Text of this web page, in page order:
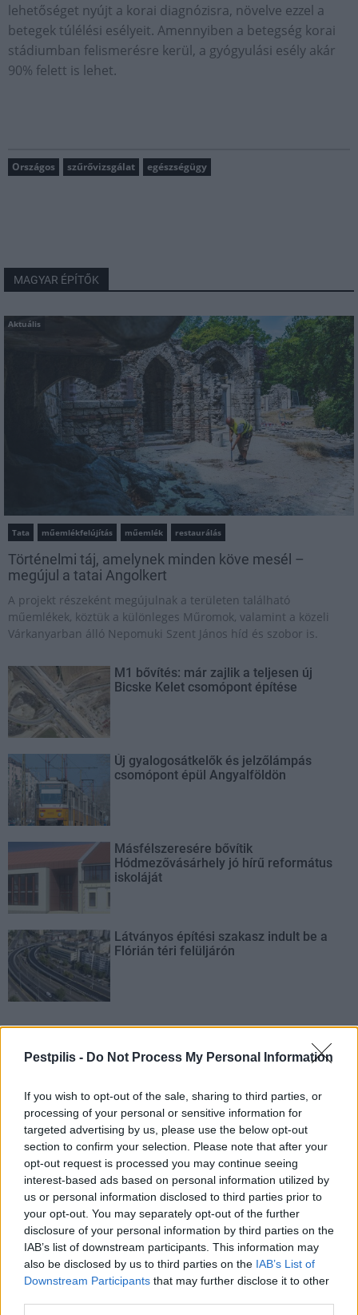
Pestpilis - Do Not Process My Personal Information
If you wish to opt-out of the sale, sharing to third parties, or
processing of your personal or sensitive information for
targeted advertising by us, please use the below opt-out
section to confirm your selection. Please note that after your
opt-out request is processed you may continue seeing
interest-based ads based on personal information utilized by
us or personal information disclosed to third parties prior to
your opt-out. You may separately opt-out of the further
disclosure of your personal information by third parties on the
IAB’s list of downstream participants. This information may
also be disclosed by us to third parties on the IAB’s List of
Downstream Participants that may further disclose it to other
lehetőséget nyújt a korai diagnózisra, növelve ezzel a
betegek túlélési esélyeit. Amennyiben a betegség korai
stádiumban felismerésre kerül, a gyógyulási esély akár
90% felett is lehet.
Országos szűrővizsgálat egészségügy
MAGYAR ÉPÍTŐK
Aktuális
Tata műemlékfelújítás műemlék restaurálás
Történelmi táj, amelynek minden köve mesél –
megújul a tatai Angolkert
A projekt részeként megújulnak a területen található
műemlékek, köztük a különleges Műromok, valamint a közeli
Várkanyarban álló Nepomuki Szent János híd és szobor is.
M1 bővítés: már zajlik a teljesen új
Bicske Kelet csomópont építése
Új gyalogosátkelők és jelzőlámpás
csomópont épül Angyalföldön
Másfélszeresére bővítik
Hódmezővásárhely jó hírű református
iskoláját
Látványos építési szakasz indult be a
Flórián téri felüljárón
AJÁNLJUK MÉG
Megérkezett az eső a Duna vízgyűjtőjére